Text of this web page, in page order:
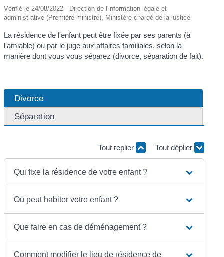
Vérifié le 24/08/2022 - Direction de l'information légale et
administrative (Première ministre), Ministère chargé de la justice
La résidence de l'enfant peut être fixée par ses parents (à
l'amiable) ou par le juge aux affaires familiales, selon la
manière dont vous vous séparez (divorce, séparation de fait).
Divorce
Séparation
Tout replier Tout déplier
Qui fixe la résidence de votre enfant ?
Où peut habiter votre enfant ?
Que faire en cas de déménagement ?
Comment modifier le lieu de résidence de